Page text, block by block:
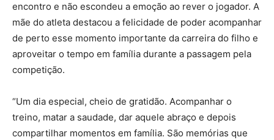
encontro e não escondeu a emoção ao rever o jogador. A
mãe do atleta destacou a felicidade de poder acompanhar
de perto esse momento importante da carreira do filho e
aproveitar o tempo em família durante a passagem pela
competição.
“Um dia especial, cheio de gratidão. Acompanhar o
treino, matar a saudade, dar aquele abraço e depois
compartilhar momentos em família. São memórias que